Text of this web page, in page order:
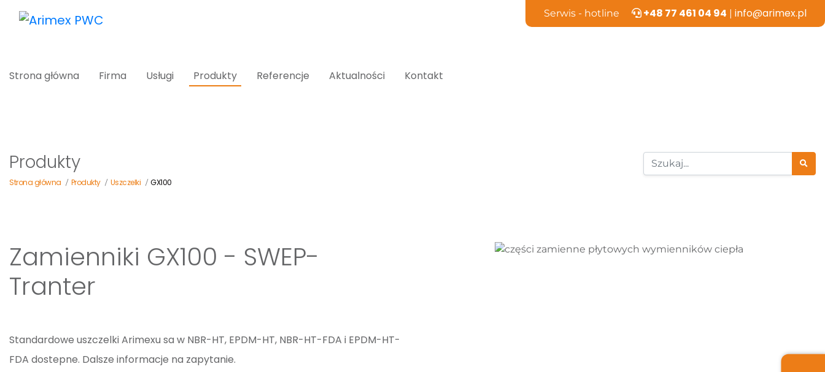
Serwis - hotline +48 77 461 04 94 | info@arimex.pl
Strona główna Firma Usługi Produkty Referencje Aktualności Kontakt
Produkty
Strona główna / Produkty / Uszczelki / GX100
Zamienniki GX100 - SWEP-
Tranter
Standardowe uszczelki Arimexu sa w NBR-HT, EPDM-HT, NBR-HT-FDA i EPDM-HT-
FDA dostepne. Dalsze informacje na zapytanie.